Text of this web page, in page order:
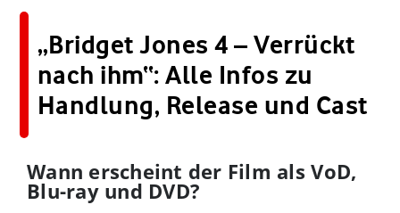
„Bridget Jones 4 – Verrückt
nach ihm“: Alle Infos zu
Handlung, Release und Cast
Wann erscheint der Film als VoD,
Blu-ray und DVD?